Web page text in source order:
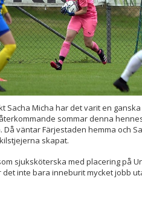
Sacha Micha har det varit en
sommar denna
Då väntar Färjestaden hemma och
skapat.
sjuksköterska med placering på
inte bara inneburit mycket jobb